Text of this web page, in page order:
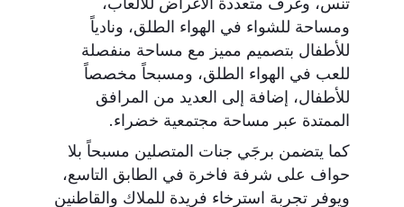
ومساحة للشواء في الهواء الطلق، ونادياً
للأطفال بتصميم مميز مع مساحة منفصلة
للعب في الهواء الطلق، ومسبحاً مخصصاً
للأطفال، إضافة إلى العديد من المرافق
الممتدة عبر مساحة مجتمعية خضراء.
كما يتضمن برجَي جنات المتصلين مسبحاً بلا
حواف على شرفة فاخرة في الطابق التاسع،
ويوفر تجربة استرخاء فريدة للملاك والقاطنين